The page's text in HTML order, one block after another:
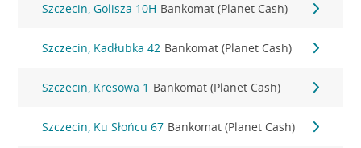
Szczecin, Golisza 10H Bankomat (Planet Cash)
Szczecin, Kadłubka 42 Bankomat (Planet Cash)
Szczecin, Kresowa 1 Bankomat (Planet Cash)
Szczecin, Ku Słońcu 67 Bankomat (Planet Cash)